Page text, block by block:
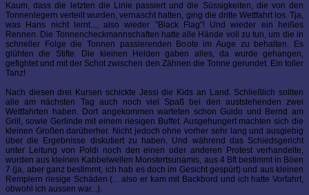
Kaum, dass die letzten die Linie passiert und die Süssigkeiten, die von den
Tonnenlegern verteilt wurden, vernascht hatten, ging die dritte Wettfahrt los. Tja,
was Hans nicht lernt..., also wieder "Black Flag"! Und wieder ein heißes
Rennen. Die Tonnencheckmannschaften hatte alle Hände voll zu tun, um die in
schneller Folge die Tonnen passierenden Boote im Auge zu behalten. Es
glühten die Stifte. Die kleinen Helden gaben alles, da wurde gehangen,
gefightet und mit der Schot zwischen den Zähnen die Tonne gerundet. Ein toller
Tanz!
Nach diesen drei Kursen schickte Jessi die Kids an Land. Schließlich sollten
alle am nächsten Tag auch noch viel Spaß bei den auststehenden zwei
Wettfahrten haben. Dort angekommen warteten schon Guido und Bernd am
Grill, sowie Gerlinde mit einem riesigen Buffet. Ausgehungert machten sich die
kleinen Großen darüberher. Nicht jedoch ohne vorher sehr lang und ausgiebig
über die Ergebnisse diskutiert zu haben. Und während das Schiedsgericht
unter Leitung von Poldi noch den einen oder anderen Protest verhandelte,
wurden aus kleinen Kabbelwellen Monstertsunamis, aus 4 Bft bestimmt in Böen
7 (ja, aber ganz bestimmt, ich hab es doch im Gesicht gespürt) und aus kleinen
Remplern riesige Schäden (... also er kam mit Backbord und ich hatte Vorfahrt,
obwohl ich aussen war...).